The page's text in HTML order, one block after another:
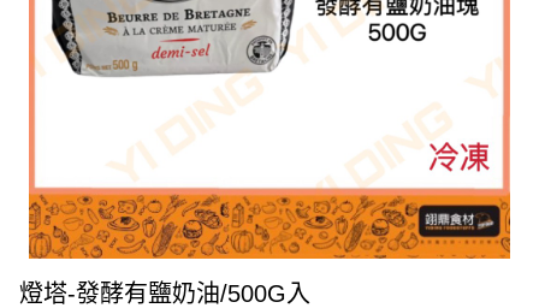
燈塔-發酵有鹽奶油/500G入